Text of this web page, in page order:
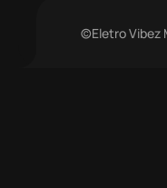
©Eletro Vibez